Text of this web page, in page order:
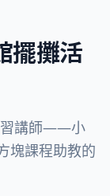
擺攤活
習講師——小
塊課程助教的